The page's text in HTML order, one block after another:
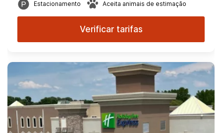
Estacionamento Aceita animais de estimação
Verificar tarifas